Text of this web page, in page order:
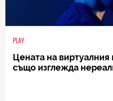
PLAY
Цената на
също изглежда